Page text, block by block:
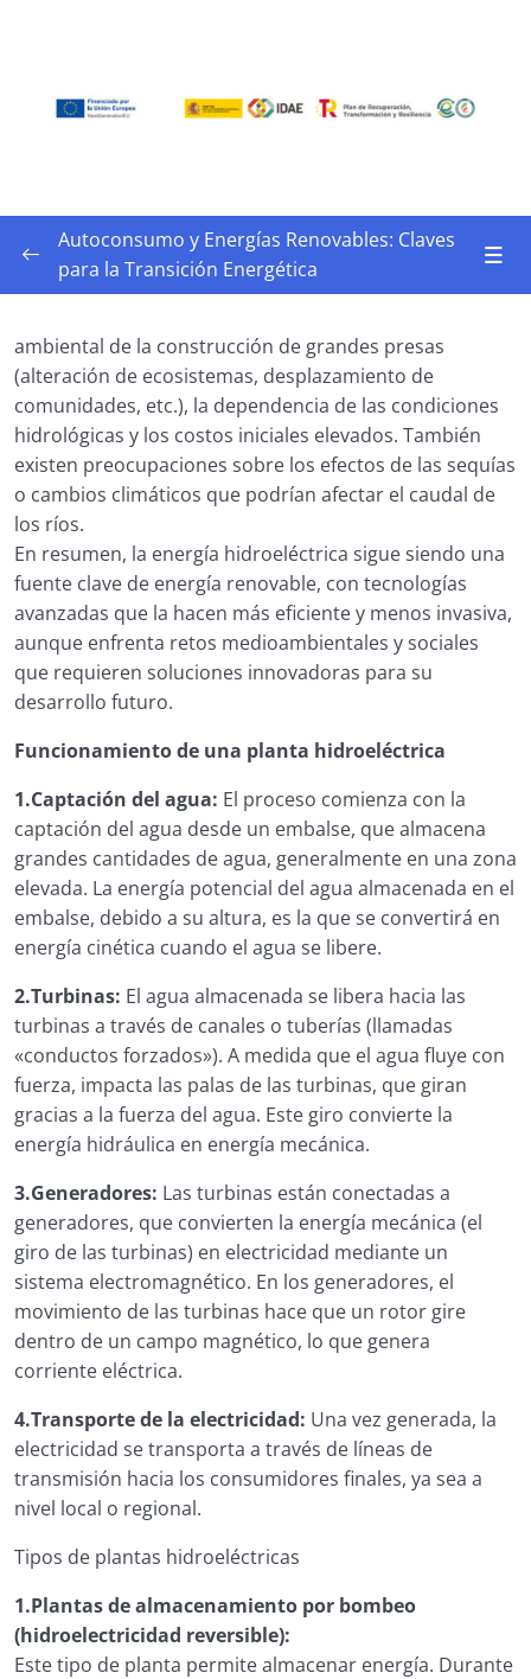
Energías Renovables para Soluciones
Alternativas
Comprensión del Concepto de Transición
Energética
1.2Tipos de energías renovables y su
funcionamiento
1.2.1. Energía Eólica
1.2.2. Energía Hidroeléctrica
1.2.3. Energía Solar Térmica
1.3. Marco Normativo General de Energías
Renovables
Marco Normativo y Fundamentos de las Energías
Renovables
2.1.1. Software de simulación (PVGIS)
2.2. Componentes de una instalación fotovoltaica
2.3. Diseño de Instalación fotovoltaica de
Autoconsumo
Instalaciones Fotovoltaicas de Autoconsumo
3. Autoconsumo fotovoltaico
3.1. Autoconsumo sin excedentes
3.2. Autoconsumo con excedentes
3.4. Normativas que regulan el autoconsumo en
España.
4.1. Importancia de la transición energética en
entornos rurales
Autoconsumo y Energías Renovables: Claves
para la Transición Energética
ambiental de la construcción de grandes presas
(alteración de ecosistemas, desplazamiento de
comunidades, etc.), la dependencia de las condiciones
hidrológicas y los costos iniciales elevados. También
existen preocupaciones sobre los efectos de las sequías
o cambios climáticos que podrían afectar el caudal de
los ríos.
En resumen, la energía hidroeléctrica sigue siendo una
fuente clave de energía renovable, con tecnologías
avanzadas que la hacen más eficiente y menos invasiva,
aunque enfrenta retos medioambientales y sociales
que requieren soluciones innovadoras para su
desarrollo futuro.
Funcionamiento de una planta hidroeléctrica
1.Captación del agua: El proceso comienza con la
captación del agua desde un embalse, que almacena
grandes cantidades de agua, generalmente en una zona
elevada. La energía potencial del agua almacenada en el
embalse, debido a su altura, es la que se convertirá en
energía cinética cuando el agua se libere.
2.Turbinas: El agua almacenada se libera hacia las
turbinas a través de canales o tuberías (llamadas
«conductos forzados»). A medida que el agua fluye con
fuerza, impacta las palas de las turbinas, que giran
gracias a la fuerza del agua. Este giro convierte la
energía hidráulica en energía mecánica.
3.Generadores: Las turbinas están conectadas a
generadores, que convierten la energía mecánica (el
giro de las turbinas) en electricidad mediante un
sistema electromagnético. En los generadores, el
movimiento de las turbinas hace que un rotor gire
dentro de un campo magnético, lo que genera
corriente eléctrica.
4.Transporte de la electricidad: Una vez generada, la
electricidad se transporta a través de líneas de
transmisión hacia los consumidores finales, ya sea a
nivel local o regional.
Tipos de plantas hidroeléctricas
1.Plantas de almacenamiento por bombeo
(hidroelectricidad reversible):
Este tipo de planta permite almacenar energía. Durante